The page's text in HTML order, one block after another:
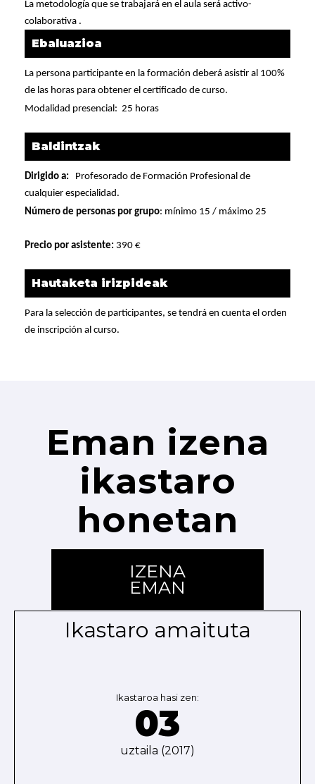
La metodología que se trabajará en el aula será activo-
colaborativa .
Ebaluazioa
La persona participante en la formación deberá asistir al 100%
de las horas para obtener el certificado de curso.
Modalidad presencial: 25 horas
Baldintzak
Dirigido a:
Profesorado de Formación Profesional de
cualquier especialidad.
Número de personas por grupo: mínimo 15 / máximo 25
Precio por asistente: 390 €
Hautaketa irizpideak
Para la selección de participantes, se tendrá en cuenta el orden
de inscripción al curso.
Eman izena
ikastaro
honetan
IZENA
EMAN
Ikastaro amaituta
Ikastaroa hasi zen:
03
uztaila (2017)